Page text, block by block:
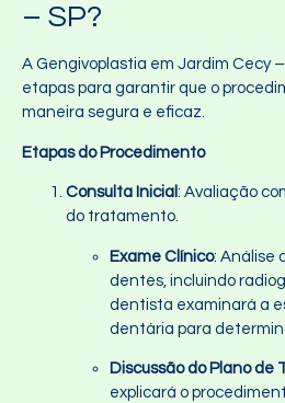
– SP?
A Gengivoplastia em Jardim Cecy
etapas para garantir que o
maneira segura e eficaz.
Etapas do Procedimento
Consulta Inicial : Avaliação
do tratamento.
Exame Clínico: Análise
dentes, incluindo
dentista examinará a
dentária para
Discussão do Plano de
explicará o